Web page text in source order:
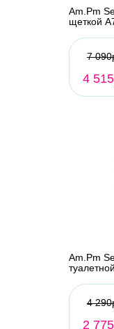
Am.Pm
щеткой
7
4
Am.Pm
4
2